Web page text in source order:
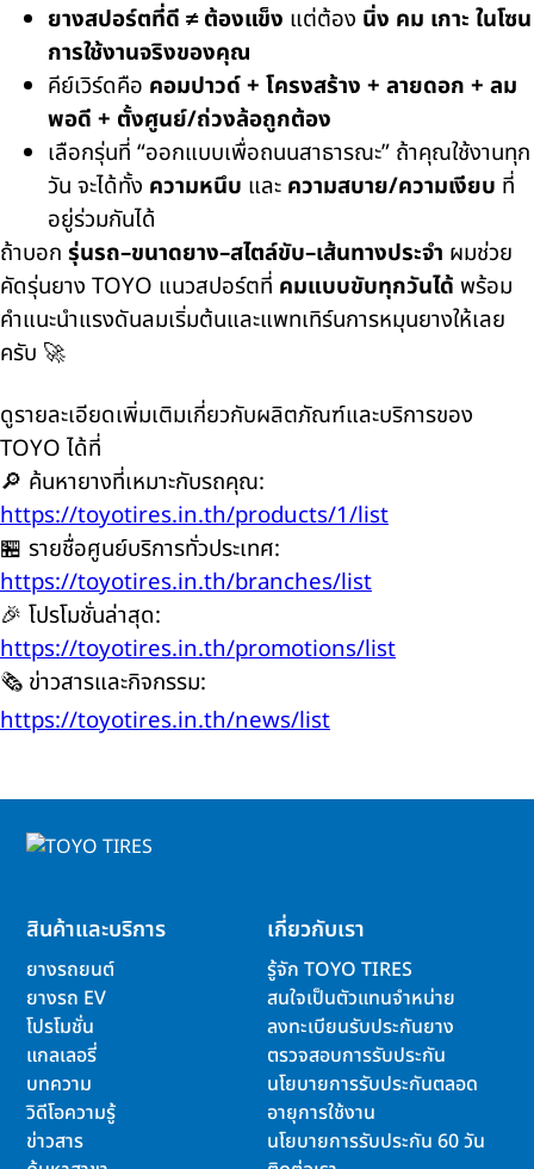
ยางสปอร์ตที่ดี ≠ ต้องแข็ง แต่ต้อง นิ่ง คม เกาะ ในโซน
การใช้งานจริงของคุณ
คีย์เวิร์ดคือ คอมปาวด์ + โครงสร้าง + ลายดอก + ลม
พอดี + ตั้งศูนย์/ถ่วงล้อถูกต้อง
เลือกรุ่นที่ “ออกแบบเพื่อถนนสาธารณะ” ถ้าคุณใช้งานทุก
วัน จะได้ทั้ง ความหนึบ และ ความสบาย/ความเงียบ ที่
อยู่ร่วมกันได้
ถ้าบอก รุ่นรถ–ขนาดยาง–สไตล์ขับ–เส้นทางประจำ ผมช่วย
คัดรุ่นยาง TOYO แนวสปอร์ตที่ คมแบบขับทุกวันได้ พร้อม
คำแนะนำแรงดันลมเริ่มต้นและแพทเทิร์นการหมุนยางให้เลย
ครับ 🚀
ดูรายละเอียดเพิ่มเติมเกี่ยวกับผลิตภัณฑ์และบริการของ
TOYO ได้ที่
🔎 ค้นหายางที่เหมาะกับรถคุณ:
https://toyotires.in.th/products/1/list
🏪 รายชื่อศูนย์บริการทั่วประเทศ:
https://toyotires.in.th/branches/list
🎉 โปรโมชั่นล่าสุด:
https://toyotires.in.th/promotions/list
🗞️ ข่าวสารและกิจกรรม:
https://toyotires.in.th/news/list
สินค้าและบริการ
ยางรถยนต์
ยางรถ EV
โปรโมชั่น
แกลเลอรี่
บทความ
วิดีโอความรู้
ข่าวสาร
เกี่ยวกับเรา
รู้จัก TOYO TIRES
สนใจเป็นตัวแทนจำหน่าย
ลงทะเบียนรับประกันยาง
ตรวจสอบการรับประกัน
นโยบายการรับประกันตลอด
อายุการใช้งาน
นโยบายการรับประกัน 60 วัน